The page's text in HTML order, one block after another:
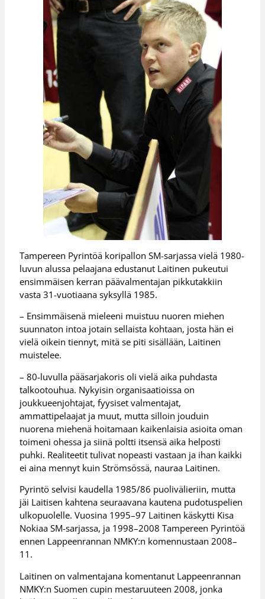
Tampereen Pyrintöä koripallon SM-sarjassa vielä 1980-
luvun alussa pelaajana edustanut Laitinen pukeutui
ensimmäisen kerran päävalmentajan pikkutakkiin
vasta 31-vuotiaana syksyllä 1985.
– Ensimmäisenä mieleeni muistuu nuoren miehen
suunnaton intoa jotain sellaista kohtaan, josta hän ei
vielä oikein tiennyt, mitä se piti sisällään, Laitinen
muistelee.
– 80-luvulla pääsarjakoris oli vielä aika puhdasta
talkootouhua. Nykyisin organisaatioissa on
joukkueenjohtajat, fyysiset valmentajat,
ammattipelaajat ja muut, mutta silloin jouduin
nuorena miehenä hoitamaan kaikenlaisia asioita oman
toimeni ohessa ja siinä poltti itsensä aika helposti
puhki. Realiteetit tulivat nopeasti vastaan ja ihan kaikki
ei aina mennyt kuin Strömsössä, nauraa Laitinen.
Pyrintö selvisi kaudella 1985/86 puolivälieriin, mutta
jäi Laitisen kahtena seuraavana kautena pudotuspelien
ulkopuolelle. Vuosina 1995–97 Laitinen käskytti Kisa
Nokiaa SM-sarjassa, ja 1998–2008 Tampereen Pyrintöä
ennen Lappeenrannan NMKY:n komennustaan 2008–
11.
Laitinen on valmentajana komentanut Lappeenrannan
NMKY:n Suomen cupin mestaruuteen 2008, jonka